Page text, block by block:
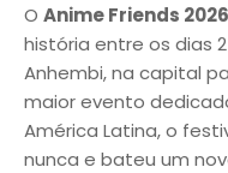
O Anime Friends 2026
história entre os dias
Anhembi, na capital
maior evento
América Latina, o
nunca e bateu um